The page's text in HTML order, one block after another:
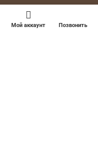
Мой аккаунт Позвонить